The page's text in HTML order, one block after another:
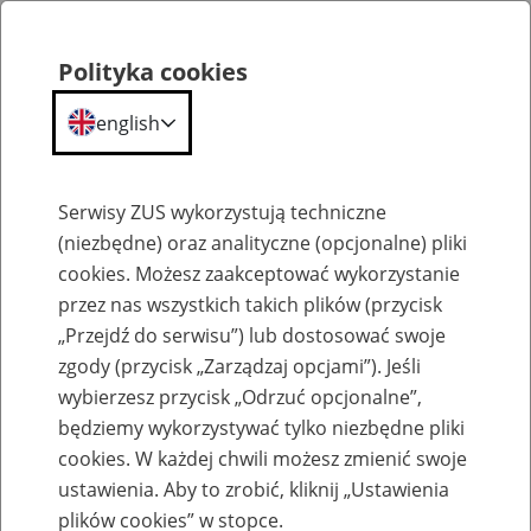
Szkolenia
Zaproś ZUS do siebie: Aktywni 50+
Polityka cookies
english
Serwisy ZUS wykorzystują techniczne
(niezbędne) oraz analityczne (opcjonalne) pliki
cookies. Możesz zaakceptować wykorzystanie
przez nas wszystkich takich plików (przycisk
„Przejdź do serwisu”) lub dostosować swoje
zgody (przycisk „Zarządzaj opcjami”). Jeśli
wybierzesz przycisk „Odrzuć opcjonalne”,
będziemy wykorzystywać tylko niezbędne pliki
cookies. W każdej chwili możesz zmienić swoje
ustawienia. Aby to zrobić, kliknij „Ustawienia
plików cookies” w stopce.